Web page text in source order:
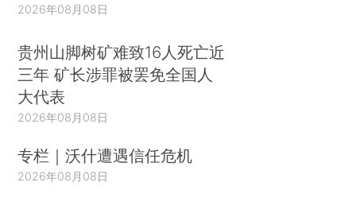
2026年08月08日
贵州山脚树矿难致16人死亡近
三年 矿长涉罪被罢免全国人
大代表
2026年08月08日
专栏｜沃什遭遇信任危机
2026年08月08日